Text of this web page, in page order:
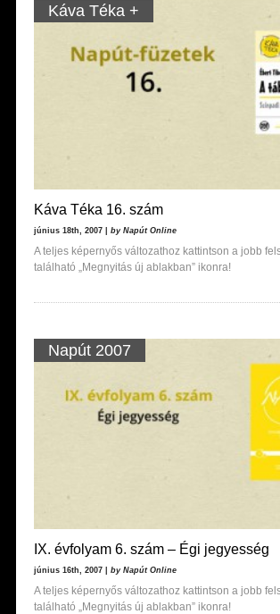
Káva Téka +
Káva Téka 16. szám
június 18th, 2007 | by Napút Online
A teljes képernyős változathoz kattintson a jobb
található „Megnyitás új ablakban” ikonra!
Napút 2007
IX. évfolyam 6. szám – Égi jegyesség
június 16th, 2007 | by Napút Online
A teljes képernyős változathoz kattintson a jobb
található „Megnyitás új ablakban” ikonra!